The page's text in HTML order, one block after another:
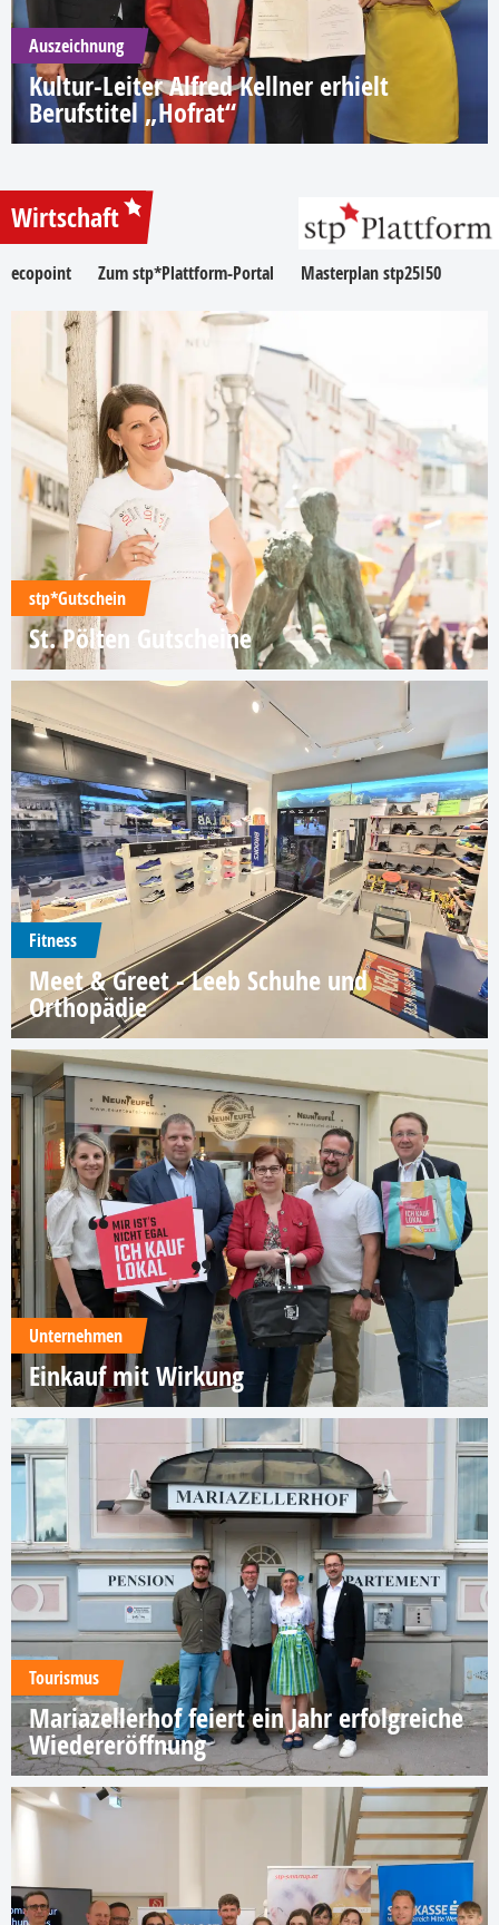
Auszeichnung
Kultur-Leiter Alfred Kellner erhielt
Berufstitel „Hofrat“
Wirtschaft
ecopoint Zum stp*Plattform-Portal Masterplan stp25I50
stp*Gutschein
St. Pölten Gutscheine
Fitness
Meet & Greet - Leeb Schuhe und
Orthopädie
Unternehmen
Einkauf mit Wirkung
Tourismus
Mariazellerhof feiert ein Jahr erfolgreiche
Wiedereröffnung